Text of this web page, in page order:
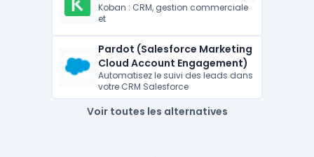
Koban : CRM, gestion commerciale
et
Pardot (Salesforce Marketing
Cloud Account Engagement)
Automatisez le suivi des leads dans
votre CRM Salesforce
Voir toutes les alternatives